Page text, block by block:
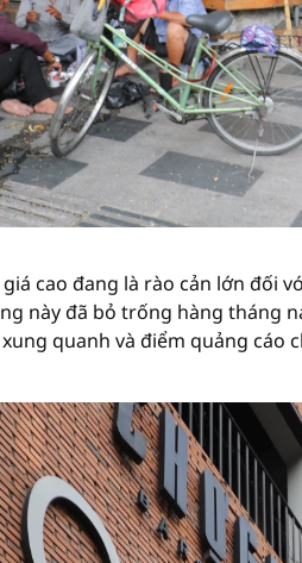
cao đang là rào cản lớn đối
này đã bỏ trống hàng tháng
quanh và điểm quảng cáo